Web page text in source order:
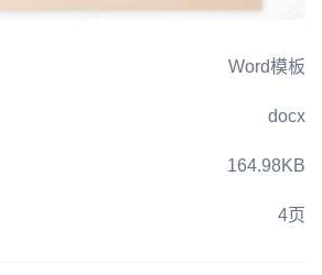
Word模板
docx
164.98KB
4页